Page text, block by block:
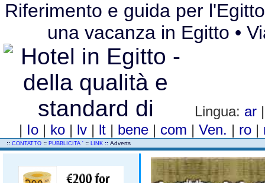
Riferimento e guida per
una vacanza in Egitto •
Lingua: ar
| Io | ko | lv | lt | bene | com |Ven. | ro |
:: CONTATTO :: PUBBLICITA ' :: LINK :: Adverts